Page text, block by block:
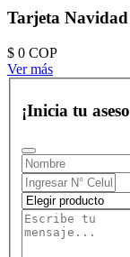
Tarjeta Navidad
$ 0 COP
Ver más
¡Inicia tu